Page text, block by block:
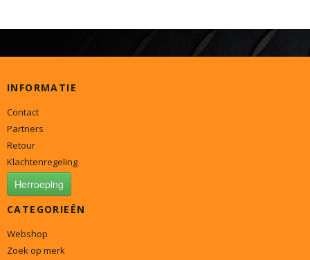
INFORMATIE
Contact
Partners
Retour
Klachtenregeling
Herroeping
CATEGORIEËN
Webshop
Zoek op merk